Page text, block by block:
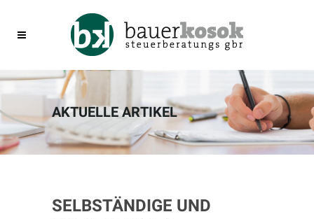
AKTUELLE ARTIKEL
SELBSTÄNDIGE UND